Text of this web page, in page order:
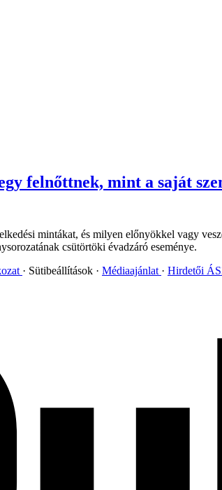
felnőttnek, mint a saját
mintákat, és milyen előnyökkel vagy
csütörtöki évadzáró eseménye.
Sütibeállítások Médiaajánlat Hirdetői